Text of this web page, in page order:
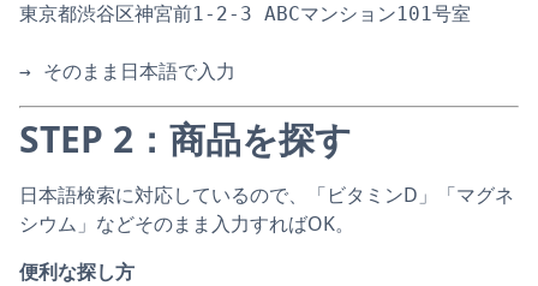
東京都渋谷区神宮前1-2-3 ABCマンション101号室
→ そのまま日本語で入力
STEP 2：商品を探す
日本語検索に対応しているので、「ビタミンD」「マグネ
シウム」などそのまま入力すればOK。
便利な探し方